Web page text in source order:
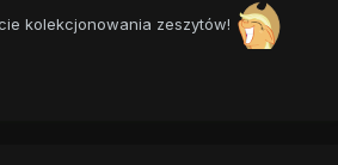
kolekcjonowania zeszytów!